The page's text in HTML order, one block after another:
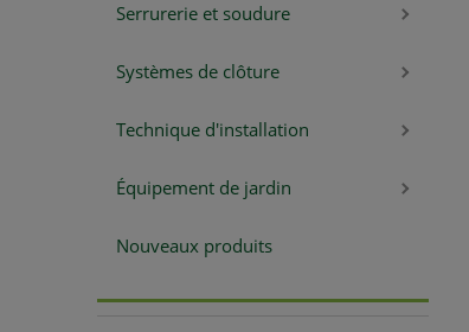
Serrurerie et soudure
Systèmes de clôture
Technique d'installation
Équipement de jardin
Nouveaux produits